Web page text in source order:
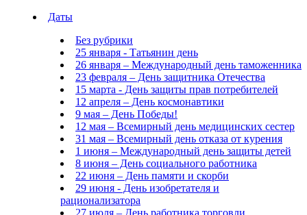
Даты
Без рубрики
25 января - Татьянин день
26 января – Международный день таможенника
23 февраля – День защитника Отечества
15 марта - День защиты прав потребителей
12 апреля – День космонавтики
9 мая – День Победы!
12 мая – Всемирный день медицинских сестер
31 мая – Всемирный день отказа от курения
1 июня – Международный день защиты детей
8 июня – День социального работника
22 июня – День памяти и скорби
29 июня - День изобретателя и
рационализатора
27 июля – День работника торговли